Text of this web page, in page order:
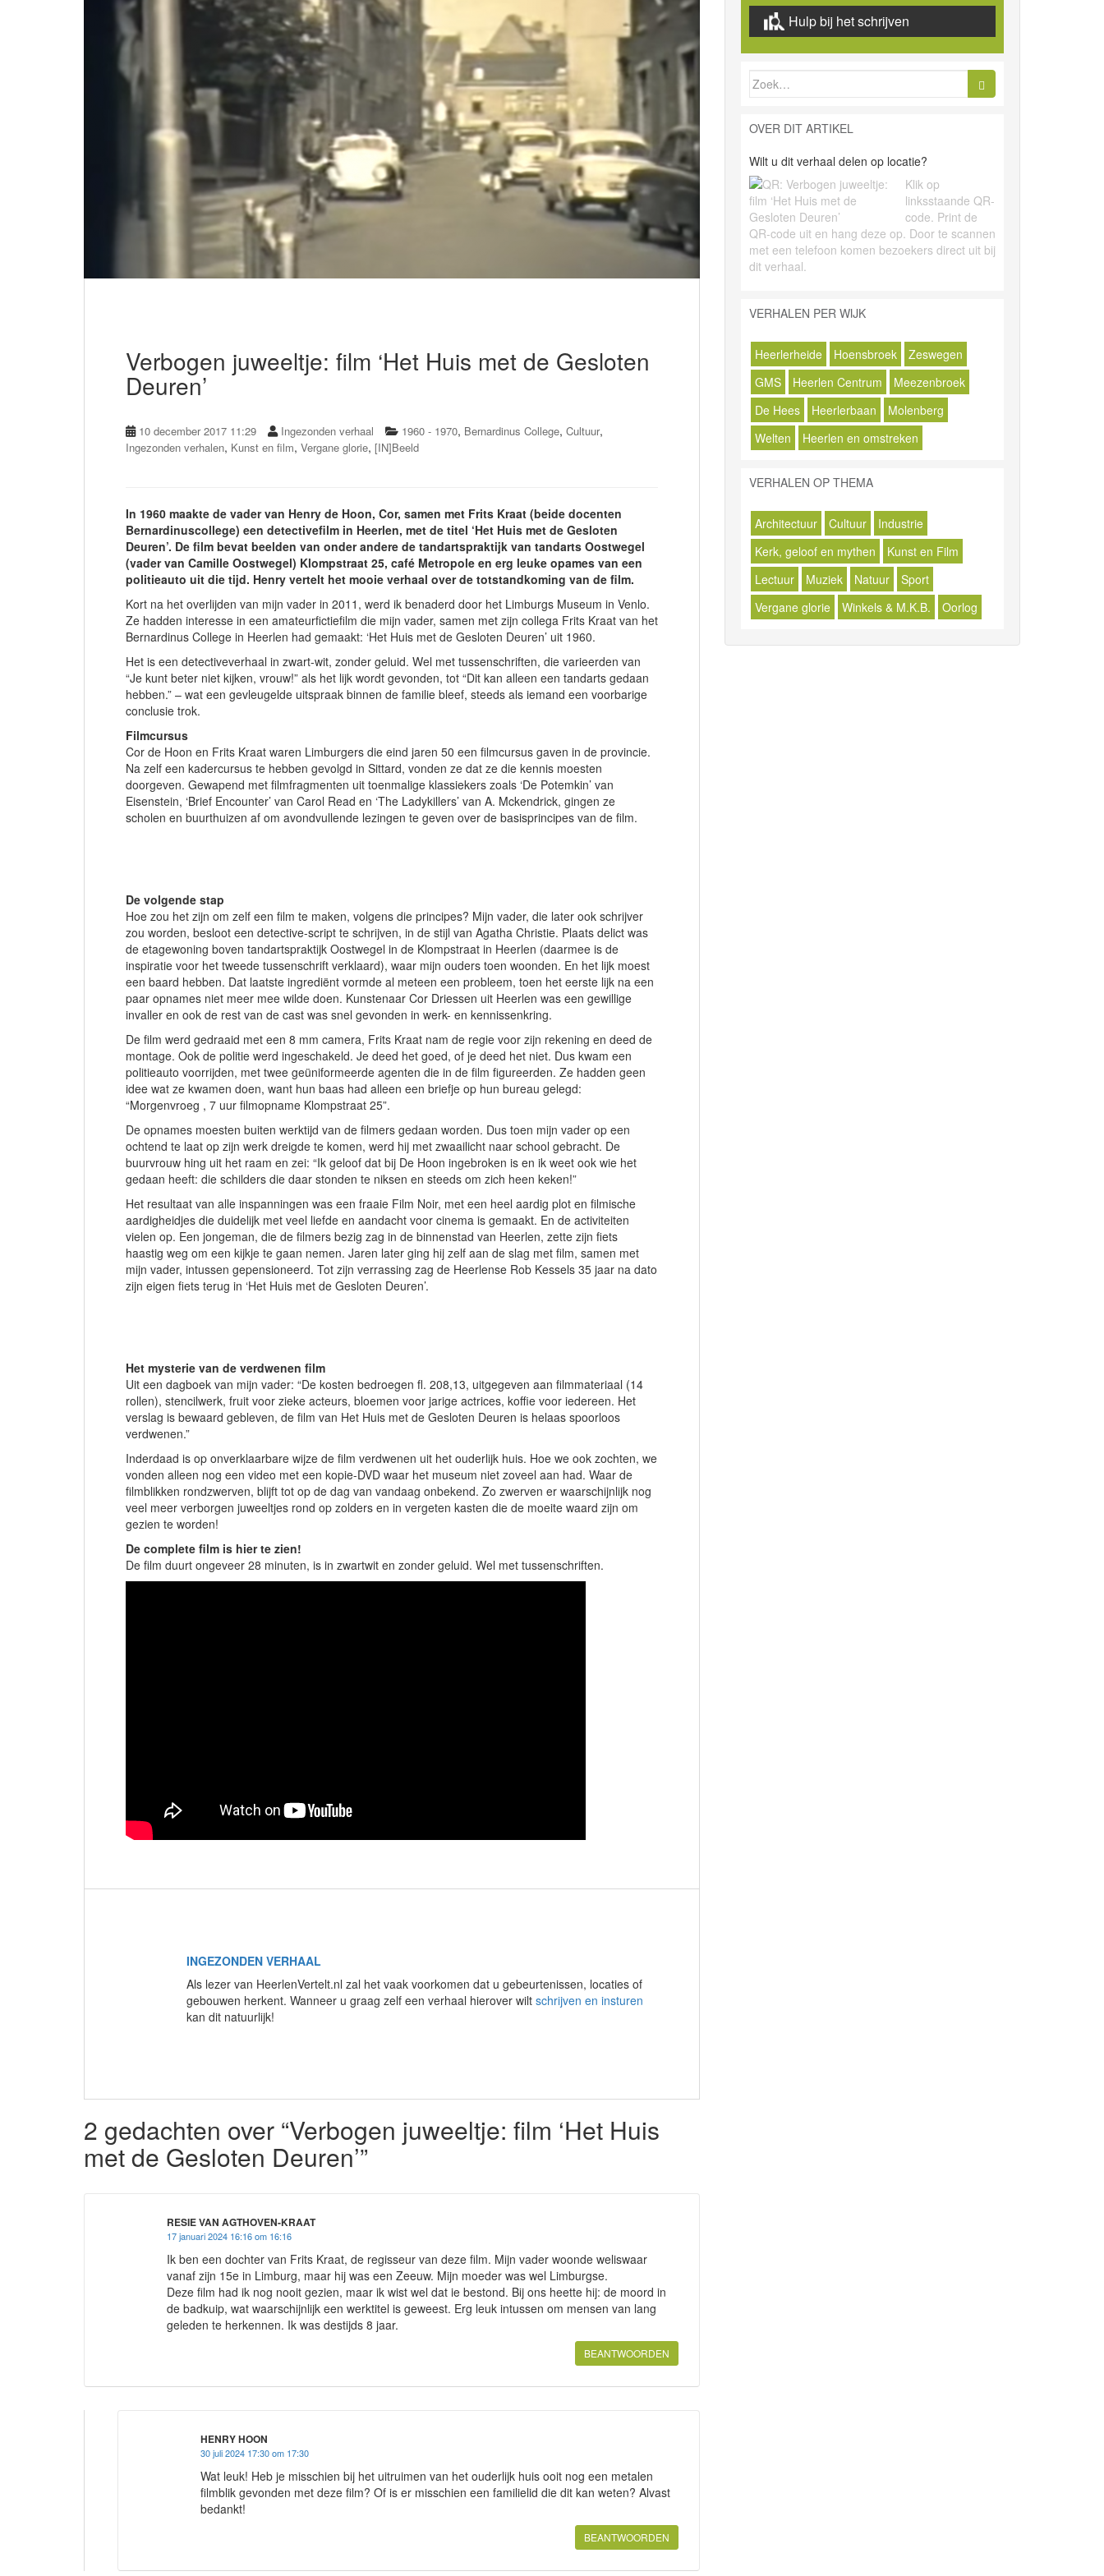
Verbogen juweeltje: film ‘Het Huis met de Gesloten
Deuren’
10 december 2017 11:29 Ingezonden verhaal 1960 - 1970, Bernardinus College, Cultuur,
Ingezonden verhalen, Kunst en film, Vergane glorie, [IN]Beeld
In 1960 maakte de vader van Henry de Hoon, Cor, samen met Frits Kraat (beide docenten
Bernardinuscollege) een detectivefilm in Heerlen, met de titel ‘Het Huis met de Gesloten
Deuren’. De film bevat beelden van onder andere de tandartspraktijk van tandarts Oostwegel
(vader van Camille Oostwegel) Klompstraat 25, café Metropole en erg leuke opames van een
politieauto uit die tijd. Henry vertelt het mooie verhaal over de totstandkoming van de film.
Kort na het overlijden van mijn vader in 2011, werd ik benaderd door het Limburgs Museum in Venlo.
Ze hadden interesse in een amateurfictiefilm die mijn vader, samen met zijn collega Frits Kraat van het
Bernardinus College in Heerlen had gemaakt: ‘Het Huis met de Gesloten Deuren’ uit 1960.
Het is een detectiveverhaal in zwart-wit, zonder geluid. Wel met tussenschriften, die varieerden van
“Je kunt beter niet kijken, vrouw!” als het lijk wordt gevonden, tot “Dit kan alleen een tandarts gedaan
hebben.” – wat een gevleugelde uitspraak binnen de familie bleef, steeds als iemand een voorbarige
conclusie trok.
Filmcursus
Cor de Hoon en Frits Kraat waren Limburgers die eind jaren 50 een filmcursus gaven in de provincie.
Na zelf een kadercursus te hebben gevolgd in Sittard, vonden ze dat ze die kennis moesten
doorgeven. Gewapend met filmfragmenten uit toenmalige klassiekers zoals ‘De Potemkin’ van
Eisenstein, ‘Brief Encounter’ van Carol Read en ‘The Ladykillers’ van A. Mckendrick, gingen ze
scholen en buurthuizen af om avondvullende lezingen te geven over de basisprincipes van de film.
De volgende stap
Hoe zou het zijn om zelf een film te maken, volgens die principes? Mijn vader, die later ook schrijver
zou worden, besloot een detective-script te schrijven, in de stijl van Agatha Christie. Plaats delict was
de etagewoning boven tandartspraktijk Oostwegel in de Klompstraat in Heerlen (daarmee is de
inspiratie voor het tweede tussenschrift verklaard), waar mijn ouders toen woonden. En het lijk moest
een baard hebben. Dat laatste ingrediënt vormde al meteen een probleem, toen het eerste lijk na een
paar opnames niet meer mee wilde doen. Kunstenaar Cor Driessen uit Heerlen was een gewillige
invaller en ook de rest van de cast was snel gevonden in werk- en kennissenkring.
De film werd gedraaid met een 8 mm camera, Frits Kraat nam de regie voor zijn rekening en deed de
montage. Ook de politie werd ingeschakeld. Je deed het goed, of je deed het niet. Dus kwam een
politieauto voorrijden, met twee geüniformeerde agenten die in de film figureerden. Ze hadden geen
idee wat ze kwamen doen, want hun baas had alleen een briefje op hun bureau gelegd:
“Morgenvroeg , 7 uur filmopname Klompstraat 25”.
De opnames moesten buiten werktijd van de filmers gedaan worden. Dus toen mijn vader op een
ochtend te laat op zijn werk dreigde te komen, werd hij met zwaailicht naar school gebracht. De
buurvrouw hing uit het raam en zei: “Ik geloof dat bij De Hoon ingebroken is en ik weet ook wie het
gedaan heeft: die schilders die daar stonden te niksen en steeds om zich heen keken!”
Het resultaat van alle inspanningen was een fraaie Film Noir, met een heel aardig plot en filmische
aardigheidjes die duidelijk met veel liefde en aandacht voor cinema is gemaakt. En de activiteiten
vielen op. Een jongeman, die de filmers bezig zag in de binnenstad van Heerlen, zette zijn fiets
haastig weg om een kijkje te gaan nemen. Jaren later ging hij zelf aan de slag met film, samen met
mijn vader, intussen gepensioneerd. Tot zijn verrassing zag de Heerlense Rob Kessels 35 jaar na dato
zijn eigen fiets terug in ‘Het Huis met de Gesloten Deuren’.
Het mysterie van de verdwenen film
Uit een dagboek van mijn vader: “De kosten bedroegen fl. 208,13, uitgegeven aan filmmateriaal (14
rollen), stencilwerk, fruit voor zieke acteurs, bloemen voor jarige actrices, koffie voor iedereen. Het
verslag is bewaard gebleven, de film van Het Huis met de Gesloten Deuren is helaas spoorloos
verdwenen.”
Inderdaad is op onverklaarbare wijze de film verdwenen uit het ouderlijk huis. Hoe we ook zochten, we
vonden alleen nog een video met een kopie-DVD waar het museum niet zoveel aan had. Waar de
filmblikken rondzwerven, blijft tot op de dag van vandaag onbekend. Zo zwerven er waarschijnlijk nog
veel meer verborgen juweeltjes rond op zolders en in vergeten kasten die de moeite waard zijn om
gezien te worden!
De complete film is hier te zien!
De film duurt ongeveer 28 minuten, is in zwartwit en zonder geluid. Wel met tussenschriften.
INGEZONDEN VERHAAL
Als lezer van HeerlenVertelt.nl zal het vaak voorkomen dat u gebeurtenissen, locaties of
gebouwen herkent. Wanneer u graag zelf een verhaal hierover wilt schrijven en insturen
kan dit natuurlijk!
2 gedachten over “Verbogen juweeltje: film ‘Het Huis
met de Gesloten Deuren’”
RESIE VAN AGTHOVEN-KRAAT
17 januari 2024 16:16 om 16:16
Ik ben een dochter van Frits Kraat, de regisseur van deze film. Mijn vader woonde weliswaar
vanaf zijn 15e in Limburg, maar hij was een Zeeuw. Mijn moeder was wel Limburgse.
Deze film had ik nog nooit gezien, maar ik wist wel dat ie bestond. Bij ons heette hij: de moord in
de badkuip, wat waarschijnlijk een werktitel is geweest. Erg leuk intussen om mensen van lang
geleden te herkennen. Ik was destijds 8 jaar.
BEANTWOORDEN
HENRY HOON
30 juli 2024 17:30 om 17:30
Wat leuk! Heb je misschien bij het uitruimen van het ouderlijk huis ooit nog een metalen
filmblik gevonden met deze film? Of is er misschien een familielid die dit kan weten? Alvast
bedankt!
BEANTWOORDEN
Hulp bij het schrijven
Zoek
naar:
OVER DIT ARTIKEL
Wilt u dit verhaal delen op locatie?
Klik op
linksstaande QR-
code. Print de
QR-code uit en hang deze op. Door te scannen
met een telefoon komen bezoekers direct uit bij
dit verhaal.
VERHALEN PER WIJK
Heerlerheide Hoensbroek
Zeswegen
GMS
Heerlen Centrum
Meezenbroek
De Hees
Heerlerbaan
Molenberg
Welten
Heerlen en omstreken
VERHALEN OP THEMA
Architectuur Cultuur
Industrie
Kerk, geloof en mythen
Kunst en Film
Lectuur
Muziek Natuur
Sport
Vergane glorie
Winkels & M.K.B. Oorlog